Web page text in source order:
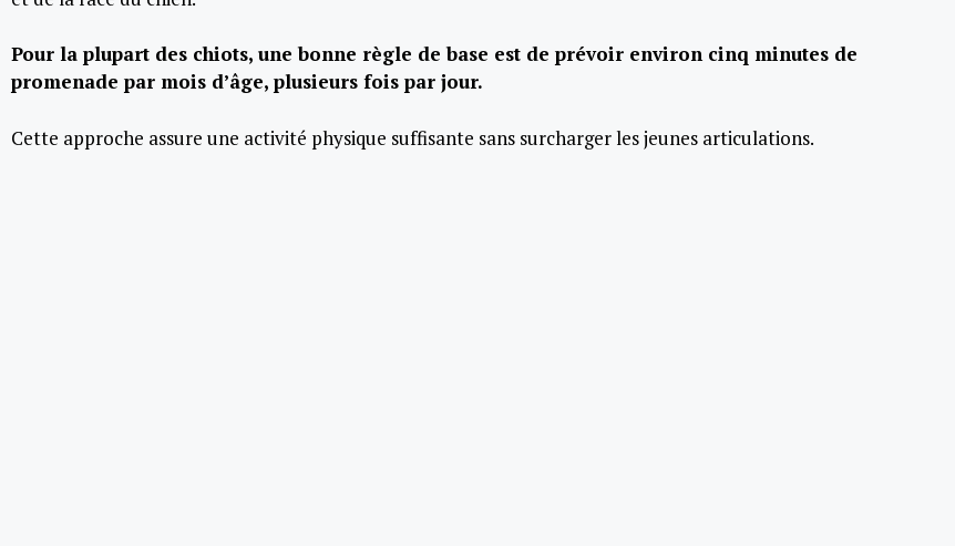
Pour la plupart des chiots, une bonne règle de base est de prévoir environ cinq minutes de
promenade par mois d’âge, plusieurs fois par jour.
Cette approche assure une activité physique suffisante sans surcharger les jeunes articulations.